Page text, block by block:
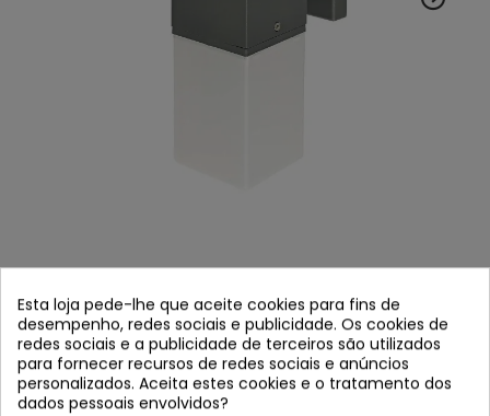
MODELO OSLO
Referência 45760
Em estoque
Esta loja pede-lhe que aceite cookies para fins de
desempenho, redes sociais e publicidade. Os cookies de
redes sociais e a publicidade de terceiros são utilizados
para fornecer recursos de redes sociais e anúncios
personalizados. Aceita estes cookies e o tratamento dos
dados pessoais envolvidos?